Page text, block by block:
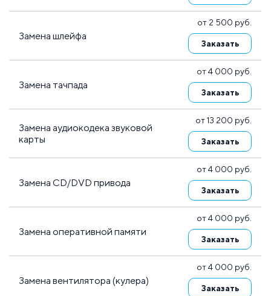
Замена шлейфа
от 2 500 руб.
Заказать
Замена тачпада
от 4 000 руб.
Заказать
Замена аудиокодека звуковой
карты
от 13 200 руб.
Заказать
Замена CD/DVD привода
от 4 000 руб.
Заказать
Замена оперативной памяти
от 4 000 руб.
Заказать
Замена вентилятора (кулера)
от 4 000 руб.
Заказать